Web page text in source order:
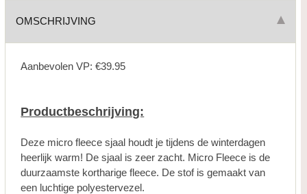
OMSCHRIJVING
Aanbevolen VP: €39.95
Productbeschrijving:
Deze micro fleece sjaal houdt je tijdens de winterdagen
heerlijk warm! De sjaal is zeer zacht. Micro Fleece is de
duurzaamste kortharige fleece. De stof is gemaakt van
een luchtige polyestervezel.